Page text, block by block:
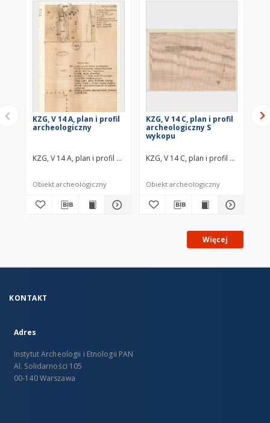
KZG, V 14 A, plan i profil
archeologiczny
KZG, V 14 A, plan i profil archeologiczny średniowiecze wczesne
Obiekt archeologiczny
KZG, V 14 C, plan i profil
archeologiczny S
wykopu
KZG, V 14 C, plan i profil
Obiekt archeologiczny
Więcej
KONTAKT
Adres
Instytut Archeologii i Etnologii PAN
Al. Solidarności 105
00-140 Warszawa